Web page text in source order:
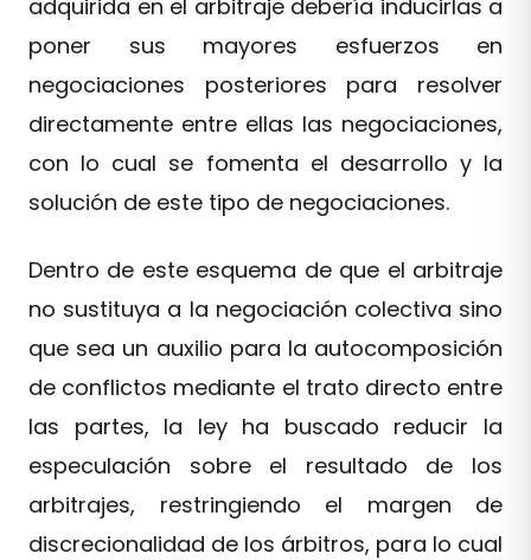
adquirida en el arbitraje debería inducirlas a
poner sus mayores esfuerzos en
negociaciones posteriores para resolver
directamente entre ellas las negociaciones,
con lo cual se fomenta el desarrollo y la
solución de este tipo de negociaciones.
Dentro de este esquema de que el arbitraje
no sustituya a la negociación colectiva sino
que sea un auxilio para la autocomposición
de conflictos mediante el trato directo entre
las partes, la ley ha buscado reducir la
especulación sobre el resultado de los
arbitrajes, restringiendo el margen de
discrecionalidad de los árbitros, para lo cual